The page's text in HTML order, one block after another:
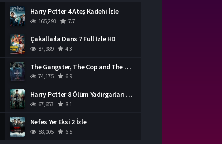
Harry Potter 4 Ateş Kadehi İzle
165,293 7.7
Çakallarla Dans 7 Full İzle HD
87,989 4.3
The Gangster, The Cop and The Devil Türkçe Dublaj İzle
74,175 6.9
Harry Potter 8 Ölüm Yadirgarları Bölüm 2 İzle
67,653 8.1
Nefes Yer Eksi 2 İzle
58,005 6.5